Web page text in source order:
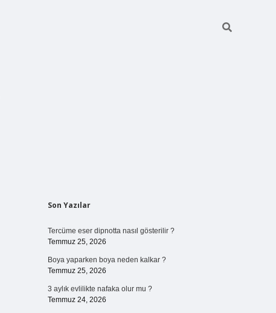
Sidebar
Son Yazılar
Tercüme eser dipnotta nasıl gösterilir ?
Temmuz 25, 2026
Boya yaparken boya neden kalkar ?
Temmuz 25, 2026
3 aylık evlilikte nafaka olur mu ?
Temmuz 24, 2026